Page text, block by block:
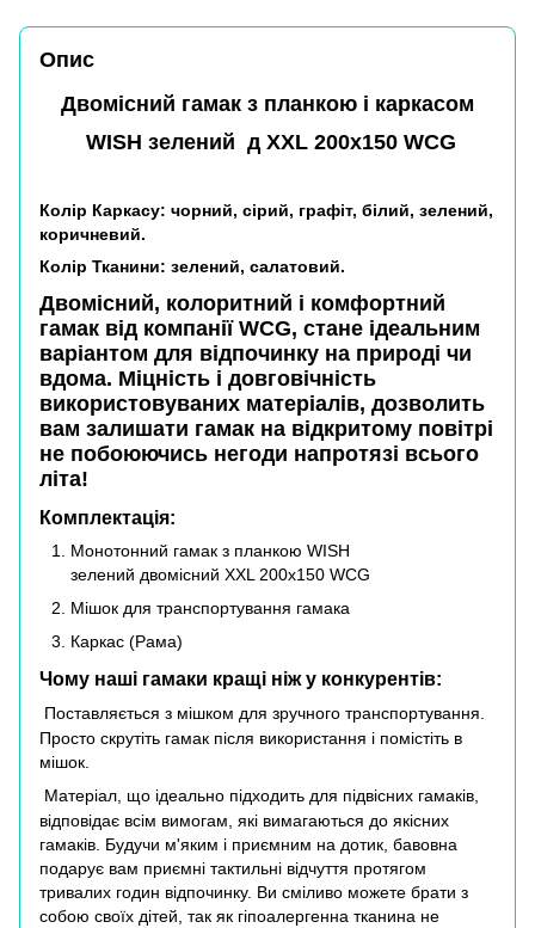
Опис
Двомісний гамак з планкою і каркасом
WISH зелений д XXL 200х150 WCG
Колір Каркасу: чорний, сірий, графіт, білий, зелений,
коричневий.
Колір Тканини: зелений, салатовий.
Двомісний, колоритний і комфортний
гамак від компанії WCG, стане ідеальним
варіантом для відпочинку на природі чи
вдома. Міцність і довговічність
використовуваних матеріалів, дозволить
вам залишати гамак на відкритому повітрі
не побоюючись негоди напротязі всього
літа!
Комплектація:
Монотонний гамак з планкою WISH
зелений двомісний XXL 200х150 WCG
Мішок для транспортування гамака
Каркас (Рама)
Чому наші гамаки кращі ніж у конкурентів:
Поставляється з мішком для зручного транспортування.
Просто скрутіть гамак після використання і помістіть в
мішок.
Матеріал, що ідеально підходить для підвісних гамаків,
відповідає всім вимогам, які вимагаються до якісних
гамаків. Будучи м'яким і приємним на дотик, бавовна
подарує вам приємні тактильні відчуття протягом
тривалих годин відпочинку. Ви сміливо можете брати з
собою своїх дітей, так як гіпоалергенна тканина не